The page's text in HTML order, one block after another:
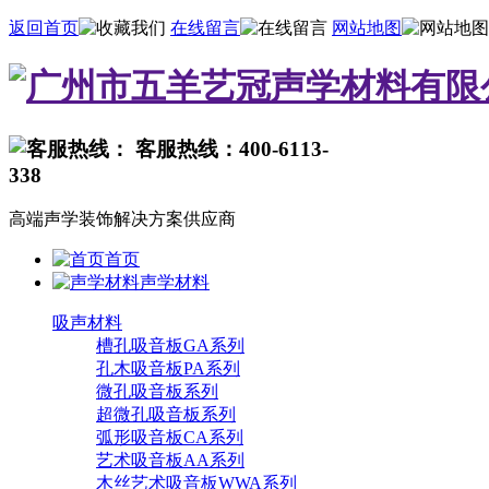
返回首页 在线留言 网站地图
客服热线：400-6113-
338
高端声学装饰解决方案供应商
首页
声学材料
吸声材料
槽孔吸音板GA系列
孔木吸音板PA系列
微孔吸音板系列
超微孔吸音板系列
弧形吸音板CA系列
艺术吸音板AA系列
木丝艺术吸音板WWA系列